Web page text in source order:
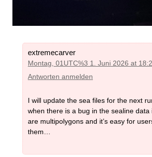
extremecarver
Montag, 01UTC%3 1. Juni 2026 at
Antworten anmelden
I will update the sea files for the next
when there is a bug in the sealine data
are multipolygons and it’s easy for
them…